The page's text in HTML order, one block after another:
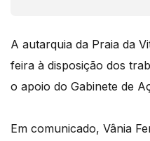
A autarquia da Praia da
feira à disposição dos
o apoio do Gabinete de
Em comunicado, Vânia